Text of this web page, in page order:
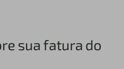
sua fatura do